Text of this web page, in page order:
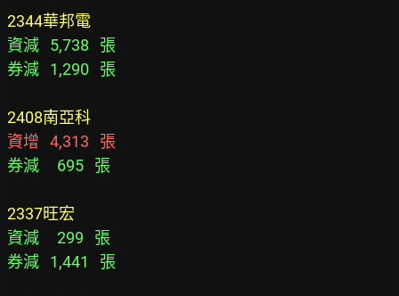
2344華邦電
資減   5,738   張
券減   1,290   張
2408南亞科
資增   4,313   張
券減     695   張
2337旺宏
資減     299   張
券減   1,441   張